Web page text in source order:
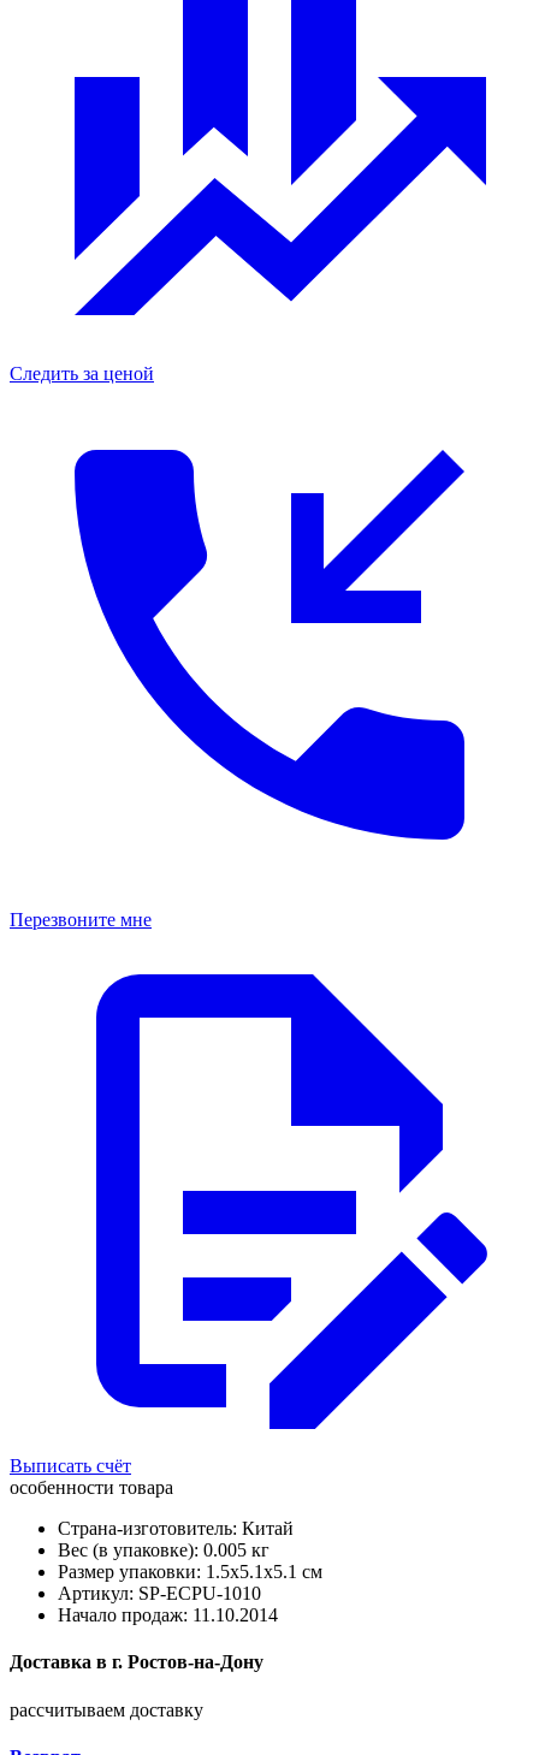
Следить за ценой
Перезвоните мне
Выписать счёт
особенности товара
Страна-изготовитель: Китай
Вес (в упаковке): 0.005 кг
Размер упаковки: 1.5x5.1x5.1 см
Артикул: SP-ECPU-1010
Начало продаж: 11.10.2014
Доставка в г. Ростов-на-Дону
рассчитываем доставку